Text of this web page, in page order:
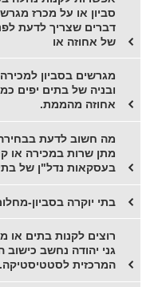
סביון או על מכרז
דברים שצריך לדעת
של אחוזה או
מגרשים בסביון
ובניה של בתים יפים
אחוזה מהממת.
מה חשוב לדעת
מתן שרות במכירה או
בעסקאות נדל"ן של
בתי יוקרה בסביון-
רוצים לקנות בתים או
גני יהודה נחשב כישוב
המרכזית לסטטיסטיקה.